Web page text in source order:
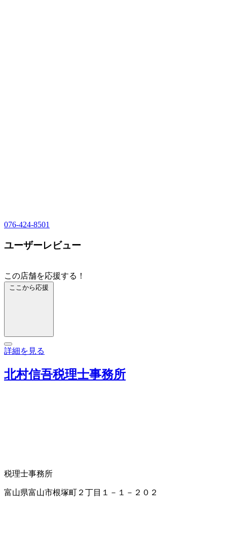
076-424-8501
ユーザーレビュー
この店舗を応援する！
ここから応援
詳細を見る
北村信吾税理士事務所
税理士事務所
富山県富山市根塚町２丁目１－１－２０２